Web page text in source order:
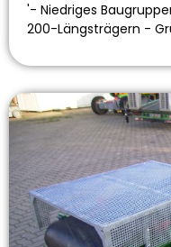
'- Niedriges
200-Längsträgern -